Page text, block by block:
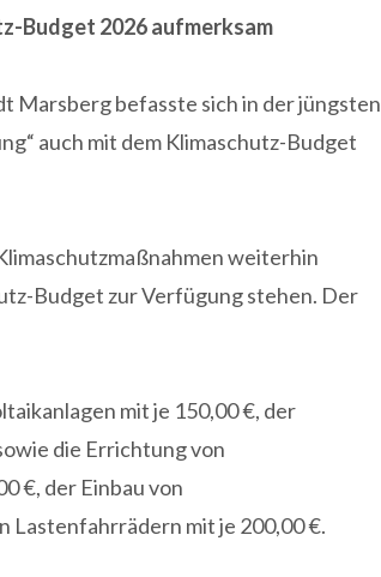
Budget 2026 aufmerksam
Marsberg befasste sich in der jüngsten
auch mit dem Klimaschutz-Budget
weiterhin
Budget zur Verfügung stehen. Der
mit je 150,00 €, der
die Errichtung von
€, der Einbau von
Lastenfahrrädern mit je 200,00 €.